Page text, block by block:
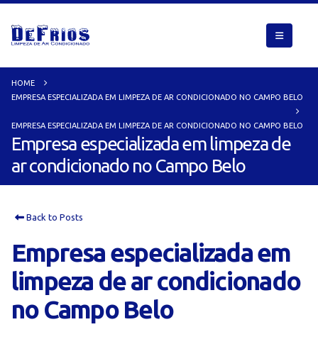
HOME
EMPRESA ESPECIALIZADA EM LIMPEZA DE AR CONDICIONADO NO CAMPO BELO
EMPRESA ESPECIALIZADA EM LIMPEZA DE AR CONDICIONADO NO CAMPO BELO
Empresa especializada em limpeza de
ar condicionado no Campo Belo
Back to Posts
Empresa especializada em
limpeza de ar condicionado
no Campo Belo